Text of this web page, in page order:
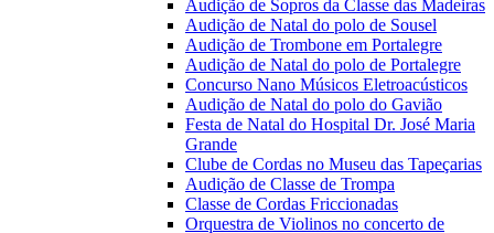
Audição de Sopros da Classe das Madeiras
Audição de Natal do polo de Sousel
Audição de Trombone em Portalegre
Audição de Natal do polo de Portalegre
Concurso Nano Músicos Eletroacústicos
Audição de Natal do polo do Gavião
Festa de Natal do Hospital Dr. José Maria
Grande
Clube de Cordas no Museu das Tapeçarias
Audição de Classe de Trompa
Classe de Cordas Friccionadas
Orquestra de Violinos no concerto de